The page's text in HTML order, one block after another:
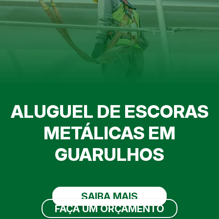
ALUGUEL DE ESCORAS
METÁLICAS EM
GUARULHOS
SAIBA MAIS
FAÇA UM ORÇAMENTO